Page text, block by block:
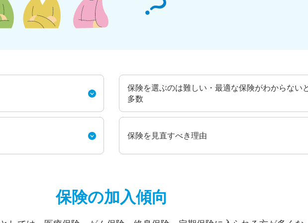
保険を選ぶのは難しい・最適な保険がわからない
多数
保険を見直すべき理由
保険の加入傾向